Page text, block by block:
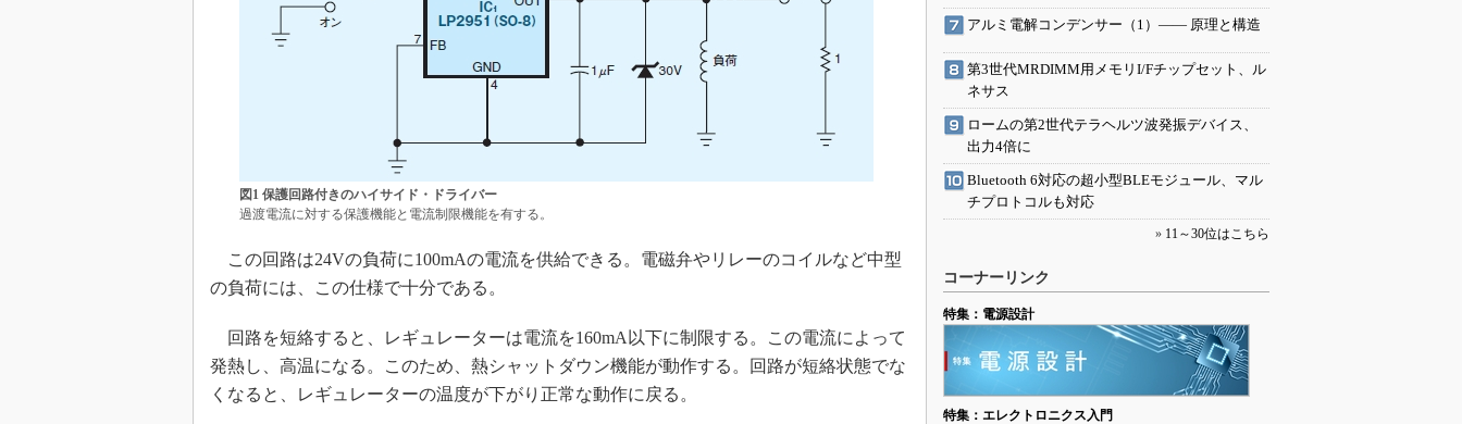
図1 保護回路付きのハイサイド・ドライバー
過渡電流に対する保護機能と電流制限機能を有する。
この回路は24Vの負荷に100mAの電流を供給できる。電磁弁やリレーのコイルなど中型
の負荷には、この仕様で十分である。
回路を短絡すると、レギュレーターは電流を160mA以下に制限する。この電流によって
発熱し、高温になる。このため、熱シャットダウン機能が動作する。回路が短絡状態でな
くなると、レギュレーターの温度が下がり正常な動作に戻る。
アルミ電解コンデンサー（1）―― 原理と構造
第3世代MRDIMM用メモリI/Fチップセット、ル
ネサス
ロームの第2世代テラヘルツ波発振デバイス、
出力4倍に
Bluetooth 6対応の超小型BLEモジュール、マル
チプロトコルも対応
» 11～30位はこちら
コーナーリンク
特集：電源設計
特集：エレクトロニクス入門